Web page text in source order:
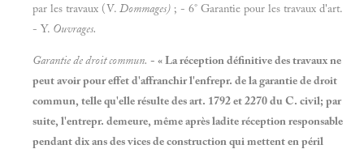
par les travaux (V. Dommages) ; - 6° Garantie pour les travaux d'art.
- Y. Ouvrages.
Garantie de droit commun. - « La réception définitive des travaux ne
peut avoir pour effet d'affranchir l'enfrepr. de la garantie de droit
commun, telle qu'elle résulte des art. 1792 et 2270 du C. civil; par
suite, l'entrepr. demeure, même après ladite réception responsable
pendant dix ans des vices de construction qui mettent en péril